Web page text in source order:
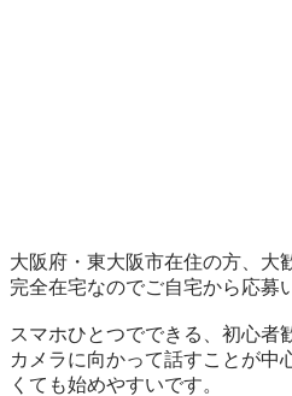
大阪府・東大阪市在住の方、大
完全在宅なのでご自宅から応募
スマホひとつでできる、初心者
カメラに向かって話すことが中
くても始めやすいです。